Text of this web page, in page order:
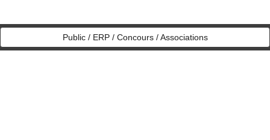
Public / ERP / Concours / Associations